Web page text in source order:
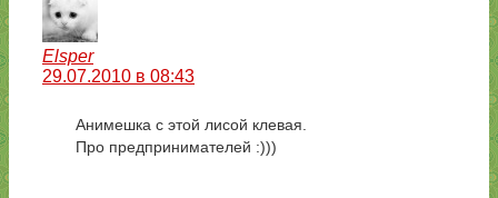
Elsper
29.07.2010 в 08:43
Анимешка с этой лисой клевая.
Про предпринимателей :)))